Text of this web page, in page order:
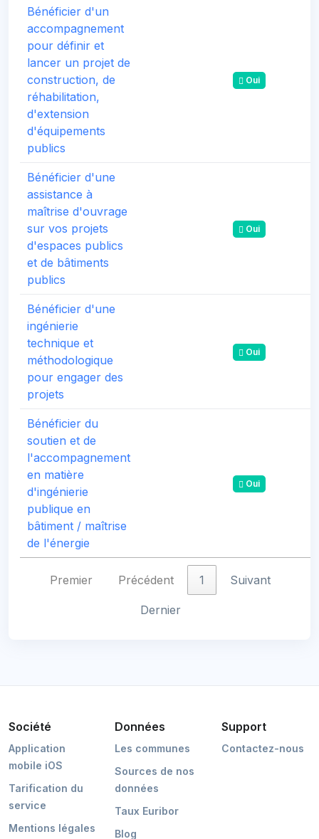
Bénéficier d'un
accompagnement
pour définir et
lancer un projet de
construction, de
réhabilitation,
d'extension
d'équipements
publics
Oui
Bénéficier d'une
assistance à
maîtrise d'ouvrage
sur vos projets
d'espaces publics
et de bâtiments
publics
Oui
Bénéficier d'une
ingénierie
technique et
méthodologique
pour engager des
projets
Oui
Bénéficier du
soutien et de
l'accompagnement
en matière
d'ingénierie
publique en
bâtiment / maîtrise
de l'énergie
Oui
Premier Précédent 1 Suivant
Dernier
Société
Application
mobile iOS
Tarification du
service
Mentions légales
Données
Les communes
Sources de nos
données
Taux Euribor
Blog
Support
Contactez-nous